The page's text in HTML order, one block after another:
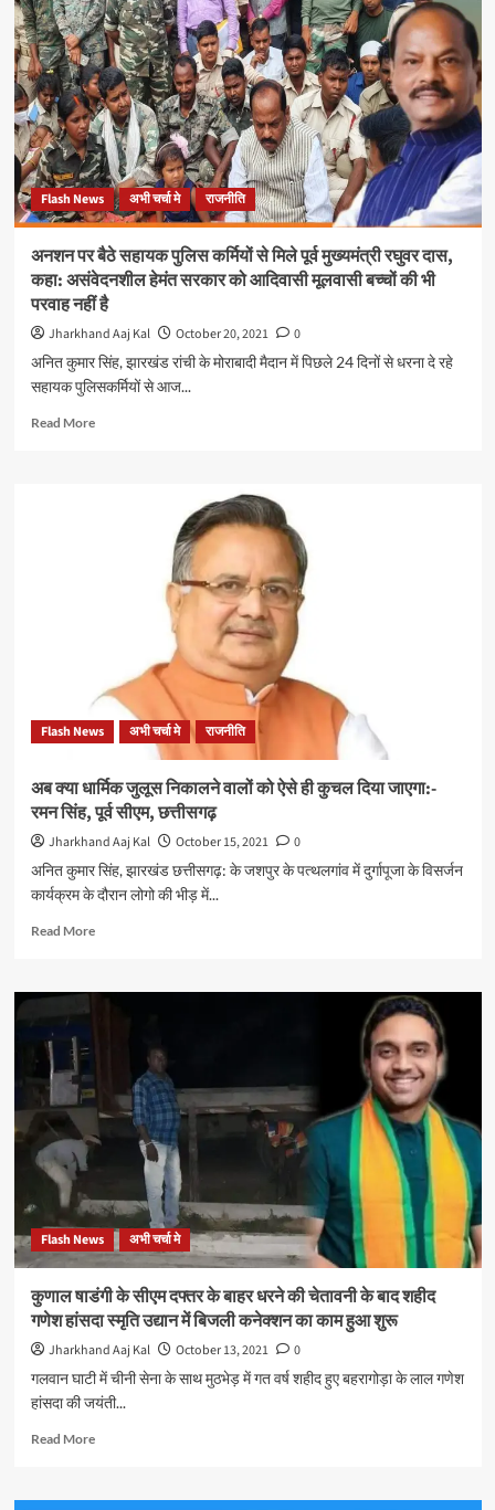
मलिक
और
एनसीबी
अधिकारी
समीर
वानखेड़े
आमने
सामने,
मलिक
ने
नौकरी
से
हटाने
और
जेल
में
की
धमकी
तो
बड़े
मंत्री
है
Flash News अभी चर्चा मे राजनीति
अनशन पर बैठे सहायक पुलिस कर्मियों से मिले पूर्व मुख्यमंत्री रघुवर दास,
कहा: असंवेदनशील हेमंत सरकार को आदिवासी मूलवासी बच्चों की भी
परवाह नहीं है
Jharkhand Aaj Kal October 20, 2021
0
अनित कुमार सिंह, झारखंड रांची के मोराबादी मैदान में पिछले 24 दिनों से धरना दे रहे
सहायक पुलिसकर्मियों से आज...
Read MoreRead
मुख्यमंत्री
रघुवर
कहा:
हेमंत
सरकार
को
आदिवासी
मूलवासी
बच्चों
की
Flash News अभी चर्चा मे राजनीति
अब क्या धार्मिक जुलूस निकालने वालों को ऐसे ही कुचल दिया जाएगा:-
रमन सिंह, पूर्व सीएम, छत्तीसगढ़
Jharkhand Aaj Kal October 15, 2021
0
अनित कुमार सिंह, झारखंड छत्तीसगढ़: के जशपुर के पत्थलगांव में दुर्गापूजा के विसर्जन
कार्यक्रम के दौरान लोगो की भीड़ में...
Read MoreRead
अब
वालों
को
ऐसे
दिया
जाएगा:-
रमन
पूर्व
सीएम,
छत्तीसगढ़
Flash News अभी चर्चा मे
कुणाल षाडंगी के सीएम दफ्तर के बाहर धरने की चेतावनी के बाद शहीद
गणेश हांसदा स्मृति उद्यान में बिजली कनेक्शन का काम हुआ शुरू
Jharkhand Aaj Kal October 13, 2021
0
गलवान घाटी में चीनी सेना के साथ मुठभेड़ में गत वर्ष शहीद हुए बहरागोड़ा के लाल गणेश
हांसदा की जयंती...
Read MoreRead
कुणाल